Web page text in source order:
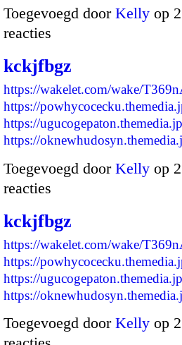
Toegevoegd door Kelly op
reacties
kckjfbgz
https://wakelet.com/wake/
https://
https://
https://
Toegevoegd door Kelly op
reacties
kckjfbgz
https://wakelet.com/wake/
https://
https://
https://
Toegevoegd door Kelly op